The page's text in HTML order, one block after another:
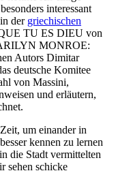
interessant
der griechischen
TU ES DIEU von
MONROE:
Autors Dimitar
deutsche Komitee
von Massini,
und erläutern,
um einander in
kennen zu lernen
die Stadt vermittelten
sehen schicke